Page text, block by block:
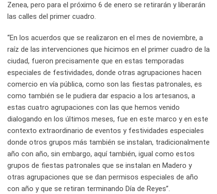
Zenea, pero para el próximo 6 de enero se retirarán y liberarán
las calles del primer cuadro.
“En los acuerdos que se realizaron en el mes de noviembre, a
raíz de las intervenciones que hicimos en el primer cuadro de la
ciudad, fueron precisamente que en estas temporadas
especiales de festividades, donde otras agrupaciones hacen
comercio en vía pública, como son las fiestas patronales, es
como también se le pudiera dar espacio a los artesanos, a
estas cuatro agrupaciones con las que hemos venido
dialogando en los últimos meses, fue en este marco y en este
contexto extraordinario de eventos y festividades especiales
donde otros grupos más también se instalan, tradicionalmente
año con año, sin embargo, aquí también, igual como estos
grupos de fiestas patronales que se instalan en Madero y
otras agrupaciones que se dan permisos especiales de año
con año y que se retiran terminando Día de Reyes”.